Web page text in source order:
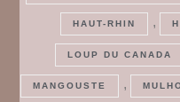
HAUT-RHIN ,
LOUP DU CANADA
MANGOUSTE ,